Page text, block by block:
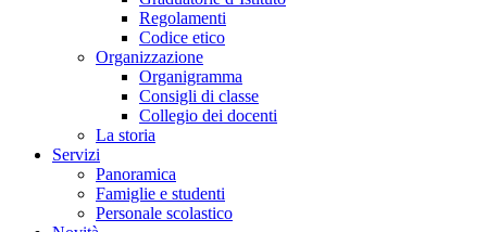
Regolamenti
Codice etico
Organizzazione
Organigramma
Consigli di classe
Collegio dei docenti
La storia
Servizi
Panoramica
Famiglie e studenti
Personale scolastico